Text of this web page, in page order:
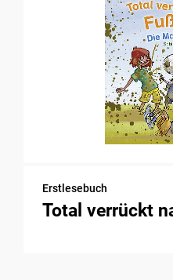
Erstlesebuch
Total verrückt